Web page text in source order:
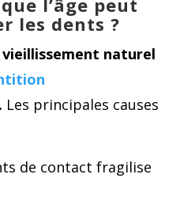
les dents ?
naturel
Les principales causes
de contact fragilise